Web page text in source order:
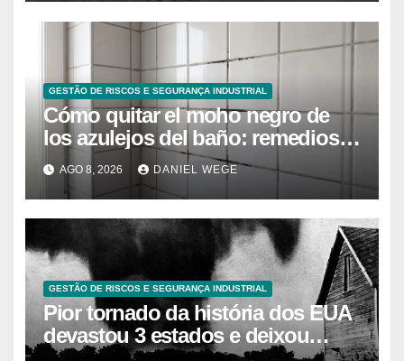
GESTÃO DE RISCOS E SEGURANÇA INDUSTRIAL
Cómo quitar el moho negro de
los azulejos del baño: remedios
caseros efectivos
AGO 8, 2026 DANIEL WEGE
GESTÃO DE RISCOS E SEGURANÇA INDUSTRIAL
Pior tornado da história dos EUA
devastou 3 estados e deixou